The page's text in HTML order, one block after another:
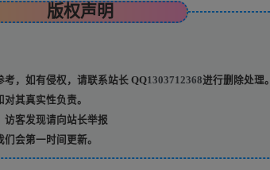
版权声明
，如有侵权，请联系站长 QQ1303712368进行删除处理。
其真实性负责。
访客发现请向站长举报
会第一时间更新。